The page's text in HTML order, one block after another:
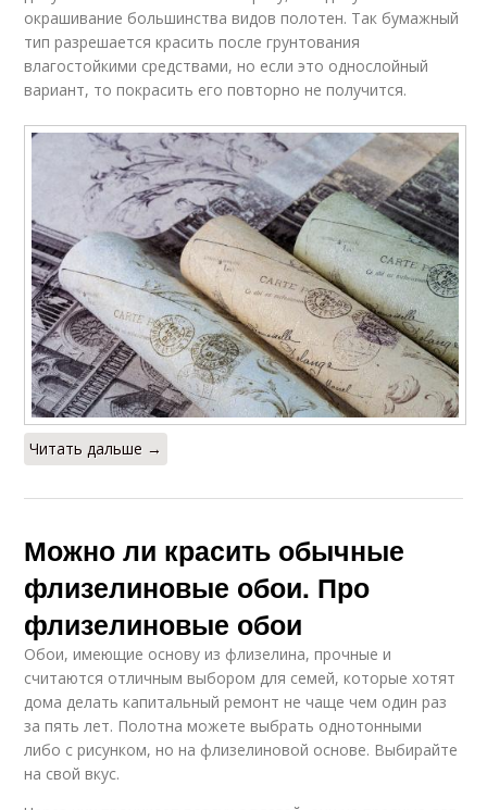
окрашивание большинства видов полотен. Так бумажный
тип разрешается красить после грунтования
влагостойкими средствами, но если это однослойный
вариант, то покрасить его повторно не получится.
Читать дальше →
Можно ли красить обычные
флизелиновые обои. Про
флизелиновые обои
Обои, имеющие основу из флизелина, прочные и
считаются отличным выбором для семей, которые хотят
дома делать капитальный ремонт не чаще чем один раз
за пять лет. Полотна можете выбрать однотонными
либо с рисунком, но на флизелиновой основе. Выбирайте
на свой вкус.